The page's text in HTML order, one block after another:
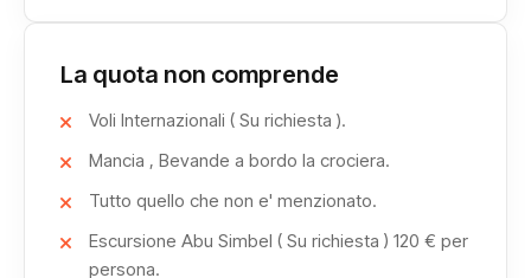
come Abu Simbel, il suggestivo Tempio di Philae e
Il viaggio si conclude a Marsa Alam, dove potrai rilassarti
dopo un percorso ricco di cultura e scoperte.
La Crociera sul Nilo e Marsa Alam rappresenta
un’esperienza completa, capace di unire archeologia,
La quota non comprende
Voli Internazionali ( Su richiesta ).
Mancia , Bevande a bordo la crociera.
Tutto quello che non e' menzionato.
Escursione Abu Simbel ( Su richiesta ) 120 € per
persona.